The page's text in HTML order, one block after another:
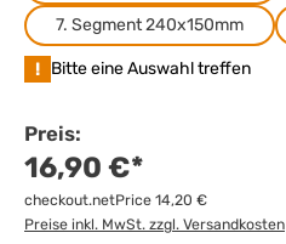
7. Segment 240x150mm
! Bitte eine Auswahl treffen
Preis:
16,90 €*
checkout.netPrice 14,20 €
Preise inkl. MwSt. zzgl. Versandkosten